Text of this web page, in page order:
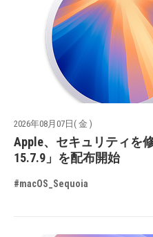
2026年08月07日( 金 )
Apple、セキュリティを
15.7.9」を配布開始
#macOS_Sequoia